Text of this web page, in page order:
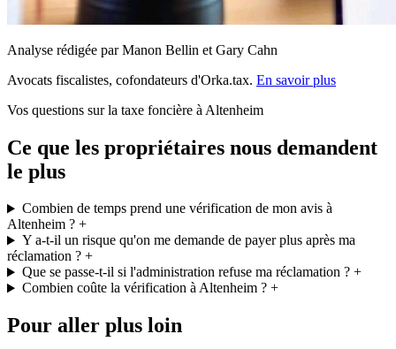
Analyse rédigée par Manon Bellin et Gary Cahn
Avocats fiscalistes, cofondateurs d'Orka.tax. En savoir plus
Vos questions sur la taxe foncière à Altenheim
Ce que les propriétaires nous demandent
le plus
Combien de temps prend une vérification de mon avis à
Altenheim ? +
Y a-t-il un risque qu'on me demande de payer plus après ma
réclamation ? +
Que se passe-t-il si l'administration refuse ma réclamation ?+
Combien coûte la vérification à Altenheim ?+
Pour aller plus loin